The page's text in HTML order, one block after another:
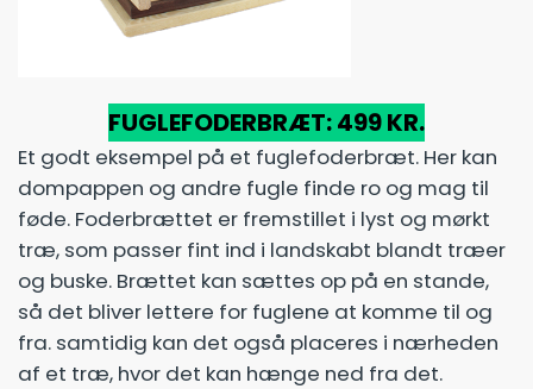
FUGLEFODERBRÆT: 499 KR.
Et godt eksempel på et fuglefoderbræt. Her kan
dompappen og andre fugle finde ro og mag til
føde. Foderbrættet er fremstillet i lyst og mørkt
træ, som passer fint ind i landskabt blandt træer
og buske. Brættet kan sættes op på en stande,
så det bliver lettere for fuglene at komme til og
fra. samtidig kan det også placeres i nærheden
af et træ, hvor det kan hænge ned fra det.